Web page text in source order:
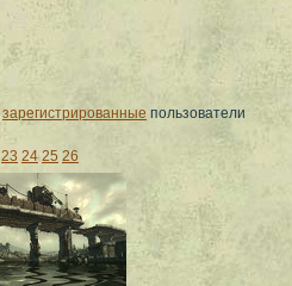
зарегистрированные пользователи
23 24 25 26